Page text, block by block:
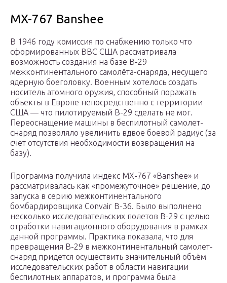
MX-767 Banshee
В 1946 году комиссия по снабжению только что
сформированных ВВС США рассматривала
возможность создания на базе B-29
межконтинентального самолёта-снаряда, несущего
ядерную боеголовку. Военным хотелось создать
носитель атомного оружия, способный поражать
объекты в Европе непосредственно с территории
США — что пилотируемый B-29 сделать не мог.
Переоснащение машины в беспилотный самолет-
снаряд позволяло увеличить вдвое боевой радиус (за
счет отсутствия необходимости возвращения на
базу).
Программа получила индекс MX-767 «Banshee» и
рассматривалась как «промежуточное» решение, до
запуска в серию межконтинентального
бомбардировщика Convair B-36. Было выполнено
несколько исследовательских полетов B-29 с целью
отработки навигационного оборудования в рамках
данной программы. Практика показала, что для
превращения B-29 в межконтинентальный самолет-
снаряд придется осуществить значительный объём
исследовательских работ в области навигации
беспилотных аппаратов, и программа была